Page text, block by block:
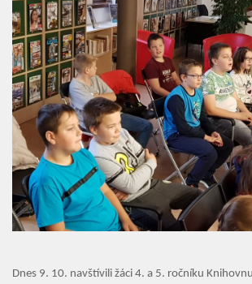
Naše škola
Základní škola
ZŠ speciální
ZŠ a MŠ při nemocnici
Školní družina
Fotogalerie
Vyhledávání na
Dnes 9. 10. navštívili žáci 4. a 5. ročníku